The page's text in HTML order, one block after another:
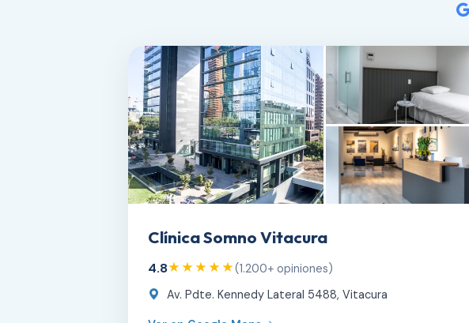
Clínica Somno Vitacura
4.8★★★★★(1.200+ opiniones)
Av. Pdte. Kennedy Lateral 5488, Vitacura